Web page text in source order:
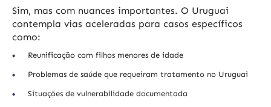
Sim, mas com nuances importantes. O Uruguai
contempla vias aceleradas para casos específicos
como:
Reunificação com filhos menores de idade
Problemas de saúde que requeiram tratamento no Uruguai
Situações de vulnerabilidade documentada